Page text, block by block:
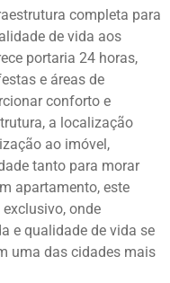
completa para
de vida aos
portaria 24 horas,
e áreas de
conforto e
a localização
ao imóvel,
tanto para morar
apartamento, este
onde
e qualidade de vida se
uma das cidades mais